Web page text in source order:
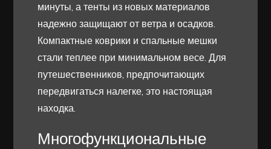
минуты, а тенты из новых материалов
надежно защищают от ветра и осадков.
Компактные коврики и спальные мешки
стали теплее при минимальном весе. Для
путешественников, предпочитающих
передвигаться налегке, это настоящая
находка.
Многофункциональные